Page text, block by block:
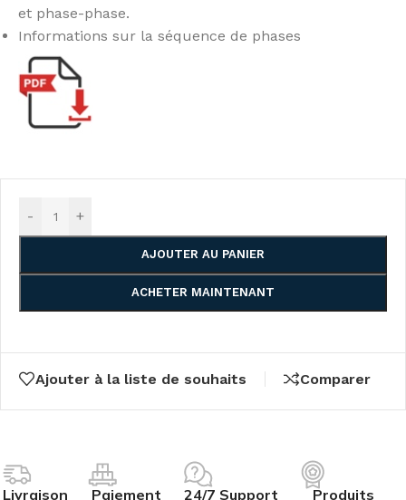
et phase-phase.
Informations sur la séquence de phases
- +
AJOUTER AU PANIER
ACHETER MAINTENANT
Ajouter à la liste de souhaits Comparer
Livraison Paiement 24/7 Support Produits